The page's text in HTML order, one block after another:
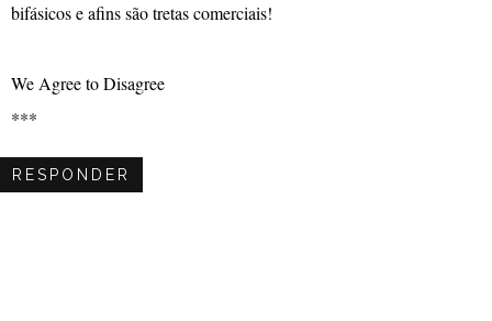
bifásicos e afins são tretas comerciais!
We Agree to Disagree
***
RESPONDER